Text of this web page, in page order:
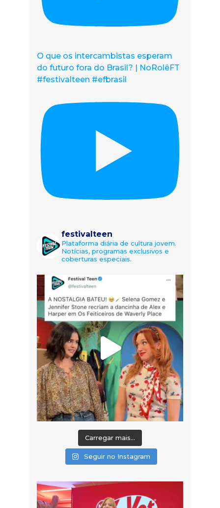
O que os intercambistas esperam
do futuro fora do Brasil? | NoRolêFT
#festivalteen #efbrasil
festivalteen
Plataforma diária de cultura jovem.
Notícias, programas exclusivos e
coberturas especiais.
Carregar mais...
Seguir no Instagram